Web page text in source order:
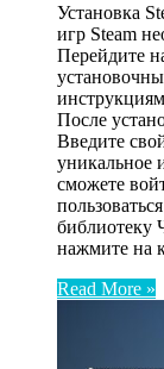
Установка
игр Steam
Перейдите
После
Введите
уникальное
сможете
библиотеку
нажмите на
Read More »